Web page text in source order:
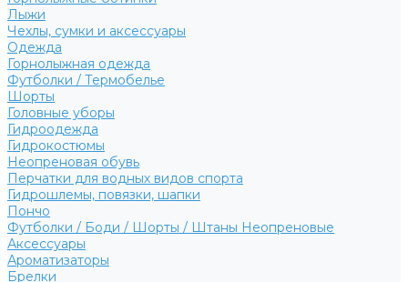
Лыжи
Чехлы, сумки и аксессуары
Одежда
Горнолыжная одежда
Футболки / Термобелье
Шорты
Головные уборы
Гидроодежда
Гидрокостюмы
Неопреновая обувь
Перчатки для водных видов спорта
Гидрошлемы, повязки, шапки
Пончо
Футболки / Боди / Шорты / Штаны Неопреновые
Аксессуары
Ароматизаторы
Брелки